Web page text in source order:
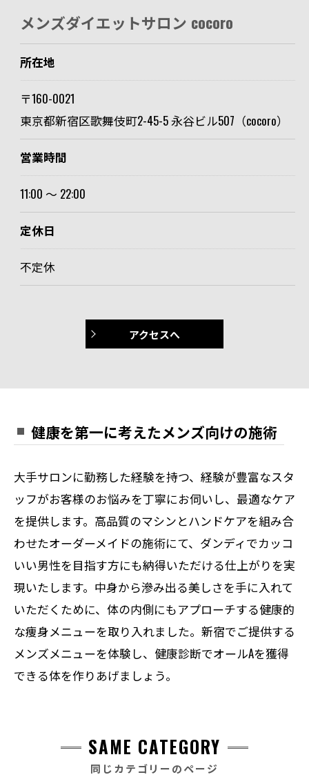
メンズダイエットサロン cocoro
所在地
〒160-0021
東京都新宿区歌舞伎町2-45-5 永谷ビル507（cocoro）
営業時間
11:00 〜 22:00
定休日
不定休
アクセスへ
健康を第一に考えたメンズ向けの施術
大手サロンに勤務した経験を持つ、経験が豊富なスタ
ッフがお客様のお悩みを丁寧にお伺いし、最適なケア
を提供します。高品質のマシンとハンドケアを組み合
わせたオーダーメイドの施術にて、ダンディでカッコ
いい男性を目指す方にも納得いただける仕上がりを実
現いたします。中身から滲み出る美しさを手に入れて
いただくために、体の内側にもアプローチする健康的
な痩身メニューを取り入れました。新宿でご提供する
メンズメニューを体験し、健康診断でオールAを獲得
できる体を作りあげましょう。
同じカテゴリーのページ
SAME CATEGORY